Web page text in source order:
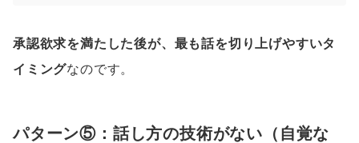
承認欲求を満たした後が、最も話を切り上げやすいタ
イミングなのです。
パターン⑤：話し方の技術がない（自覚な